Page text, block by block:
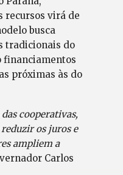
recursos virá de
busca
tradicionais do
financiamentos
próximas às do
cooperativas,
os juros e
ampliem a
Carlos